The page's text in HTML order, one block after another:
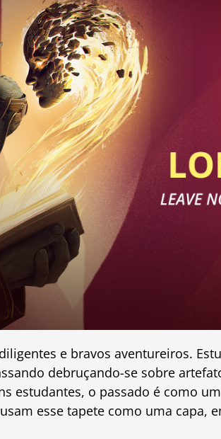
e bravos aventureiros.
debruçando-se sobre
estudantes, o passado é como
esse tapete como uma capa,